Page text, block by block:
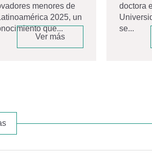
menores de
2025, un
que...
Ver más
doctora
se...